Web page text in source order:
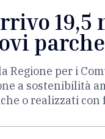
Regione per i
a sostenibilità
o realizzati con